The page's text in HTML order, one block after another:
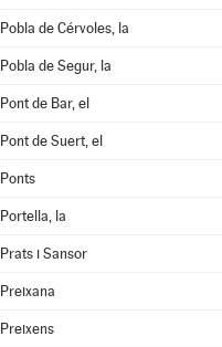
Pobla de Cérvoles, la
Pobla de Segur, la
Pont de Bar, el
Pont de Suert, el
Ponts
Portella, la
Prats i Sansor
Preixana
Preixens